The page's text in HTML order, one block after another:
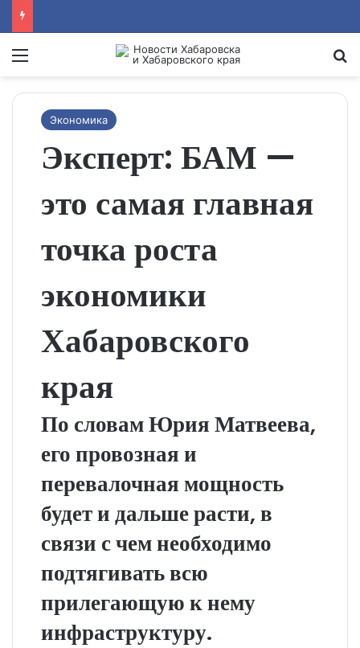
Menu
Экономика
Эксперт: БАМ —
это самая главная
точка роста
экономики
Хабаровского
края
По словам Юрия Матвеева,
его провозная и
перевалочная мощность
будет и дальше расти, в
связи с чем необходимо
подтягивать всю
прилегающую к нему
инфраструктуру.